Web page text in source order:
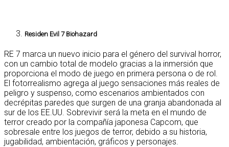
Residen Evil 7 Biohazard
RE 7 marca un nuevo inicio para el género del survival horror,
con un cambio total de modelo gracias a la inmersión que
proporciona el modo de juego en primera persona o de rol.
El fotorrealismo agrega al juego sensaciones más reales de
peligro y suspenso, como escenarios ambientados con
decrépitas paredes que surgen de una granja abandonada al
sur de los EE.UU. Sobrevivir será la meta en el mundo de
terror creado por la compañía japonesa Capcom, que
sobresale entre los juegos de terror, debido a su historia,
jugabilidad, ambientación, gráficos y personajes.